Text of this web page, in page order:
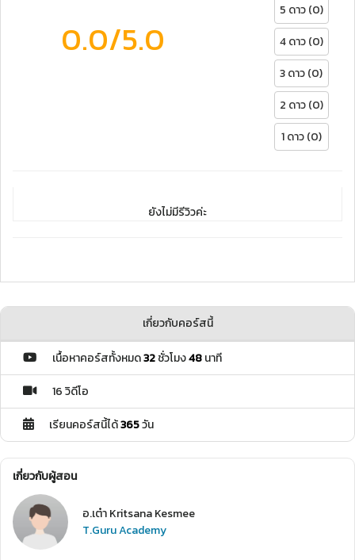
0.0/5.0
5 ดาว (0)
4 ดาว (0)
3 ดาว (0)
2 ดาว (0)
1 ดาว (0)
ยังไม่มีรีวิวค่ะ
เกี่ยวกับคอร์สนี้
เนื้อหาคอร์สทั้งหมด32ชั่วโมง48นาที
16 วิดีโอ
เรียนคอร์สนี้ได้365วัน
เกี่ยวกับผู้สอน
อ.เต๋า Kritsana Kesmee
T.Guru Academy